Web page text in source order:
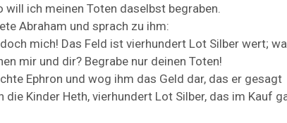
will ich meinen Toten daselbst begraben.
Abraham und sprach zu ihm:
doch mich! Das Feld ist vierhundert Lot Silber wert;
mir und dir? Begrabe nur deinen Toten!
Ephron und wog ihm das Geld dar, das er gesagt
die Kinder Heth, vierhundert Lot Silber, das im Kauf